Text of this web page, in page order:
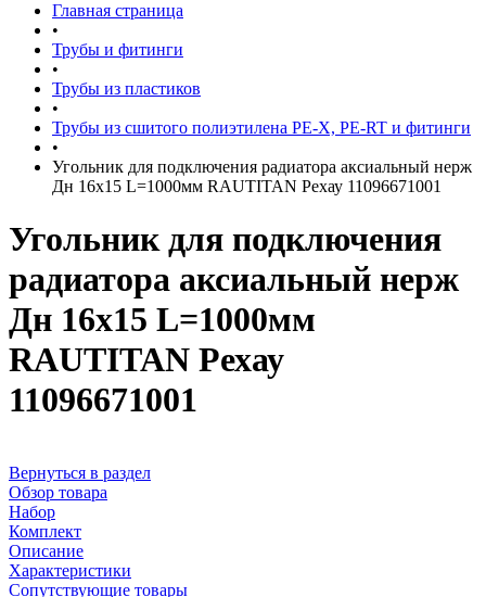
Главная страница
•
Трубы и фитинги
•
Трубы из пластиков
•
Трубы из сшитого полиэтилена PE-X, PE-RT и фитинги
•
Угольник для подключения радиатора аксиальный нерж
Дн 16х15 L=1000мм RAUTITAN Рехау 11096671001
Угольник для подключения
радиатора аксиальный нерж
Дн 16х15 L=1000мм
RAUTITAN Рехау
11096671001
Вернуться в раздел
Обзор товара
Набор
Комплект
Описание
Характеристики
Сопутствующие товары